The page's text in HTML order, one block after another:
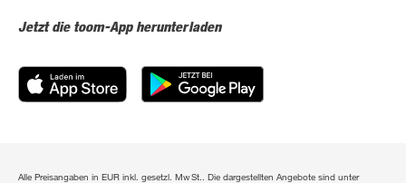
Jetzt die toom-App herunterladen
Alle Preisangaben in EUR inkl. gesetzl. MwSt.. Die dargestellten Angebote sind unter